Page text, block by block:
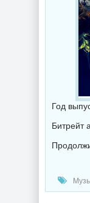
Год
Битрейт
Музыка 2021 года /